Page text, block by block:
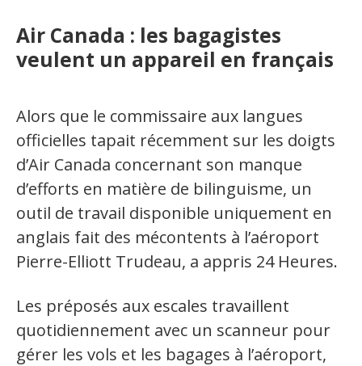
Air Canada : les bagagistes
veulent un appareil en français
Alors que le commissaire aux langues
officielles tapait récemment sur les doigts
d’Air Canada concernant son manque
d’efforts en matière de bilinguisme, un
outil de travail disponible uniquement en
anglais fait des mécontents à l’aéroport
Pierre-Elliott Trudeau, a appris 24 Heures.
Les préposés aux escales travaillent
quotidiennement avec un scanneur pour
gérer les vols et les bagages à l’aéroport,